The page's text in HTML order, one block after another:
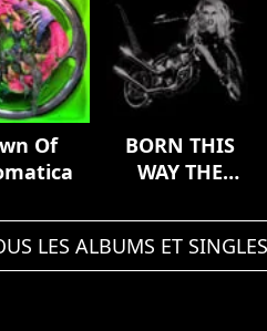
Of
BORN THIS
WAY THE
ANNIVERSARY
LES ALBUMS ET SINGLES